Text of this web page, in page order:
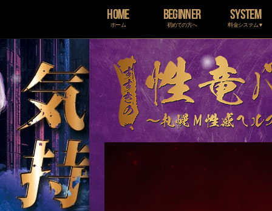
HOME
ホーム
BEGINNER
初めての方へ
SYSTEM
料金システム▼